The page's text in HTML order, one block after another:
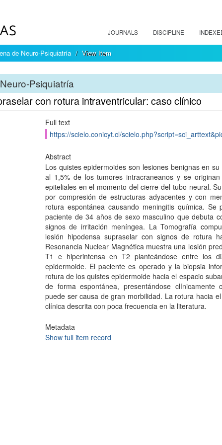
JOURNALS DISCIPLINE
de Neuro-Psiquiatría View Item
Psiquiatría
con rotura intraventricular: caso clínico
Full text
https://scielo.conicyt.cl/
Abstract
Los quistes epidermoides son lesiones benignas en
al 1,5% de los tumores intracraneanos y se
epiteliales en el momento del cierre del tubo neural.
por compresión de estructuras adyacentes y con
rotura espontánea causando meningitis química.
paciente de 34 años de sexo masculino que debuta
signos de irritación meníngea. La Tomografía
lesión hipodensa supraselar con signos de rotura
Resonancia Nuclear Magnética muestra una lesión
T1 e hiperintensa en T2 planteándose entre los
epidermoide. El paciente es operado y la biopsia
rotura de los quistes epidermoide hacia el espacio
de forma espontánea, presentándose
puede ser causa de gran morbilidad. La rotura hacia
clínica descrita con poca frecuencia en la literatura.
Metadata
Show full item record